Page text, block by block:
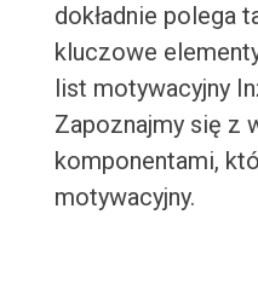
dokładnie polega
kluczowe
list motywacyjny
Zapoznajmy się z
komponentami,
motywacyjny.